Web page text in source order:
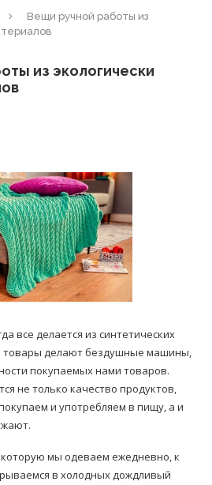
Вещи ручной работы из
из экологически
все делается из синтетических
товары делают бездушные машины,
покупаемых нами товаров.
не только качество продуктов,
и употребляем в пищу, а и
которую мы одеваем ежедневно, к
в холодных дождливый